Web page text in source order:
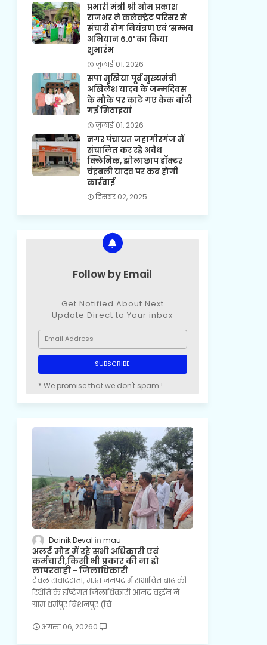
प्रभारी मंत्री श्री ओम प्रकाश
राजभर ने कलेक्ट्रेट परिसर से
संचारी रोग नियंत्रण एवं 'सम्भव
अभियान 6.0' का किया
शुभारंभ
जुलाई 01, 2026
सपा मुखिया पूर्व मुख्यमंत्री
अखिलेश यादव के जन्मदिवस
के मौके पर काटे गए केक बांटी
गई मिठाइयां
जुलाई 01, 2026
नगर पंचायत जहागीरगंज में
संचालित कर रहे अवैध
क्लिनिक, झोलाछाप डॉक्टर
चंद्रबली यादव पर कब होगी
कार्रवाई
दिसंबर 02, 2025
Follow by Email
Get Notified About Next
Update Direct to Your inbox
* We promise that we don't spam !
Dainik Deval mau
अलर्ट मोड में रहे सभी अधिकारी एवं
कर्मचारी,किसी भी प्रकार की ना हो
लापरवाही - जिलाधिकारी
देवल संवाददाता, मऊ। जनपद में संभावित बाढ़ की
स्थिति के दृष्टिगत जिलाधिकारी आनंद वर्द्धन ने
ग्राम धर्मपुर बिशनपुर (विं…
अगस्त 06, 20260